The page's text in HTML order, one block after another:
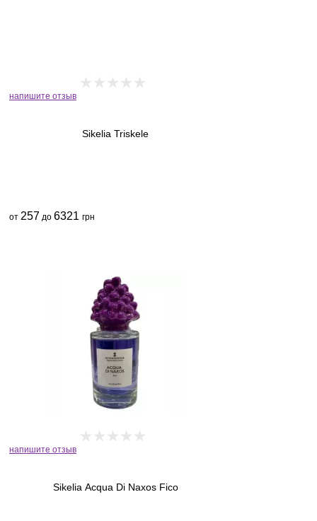
напишите отзыв
Sikelia Triskele
от 257 до 6321 грн
напишите отзыв
Sikelia Acqua Di Naxos Fico